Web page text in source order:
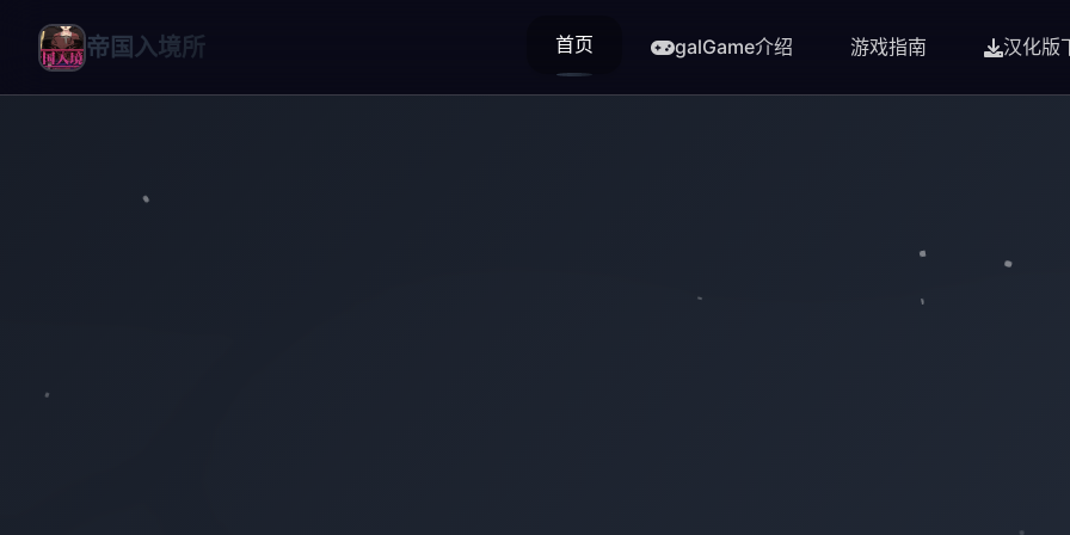
帝国入境所 首页 galGame介绍 游戏指南 汉化版